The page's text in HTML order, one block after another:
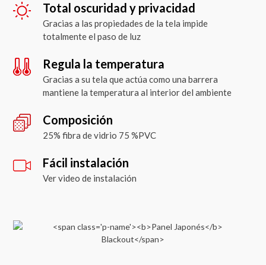
Total oscuridad y privacidad
Gracias a las propiedades de la tela impide
totalmente el paso de luz
Regula la temperatura
Gracias a su tela que actúa como una barrera
mantiene la temperatura al interior del ambiente
Composición
25% fibra de vidrio 75 %PVC
Fácil instalación
Ver video de instalación